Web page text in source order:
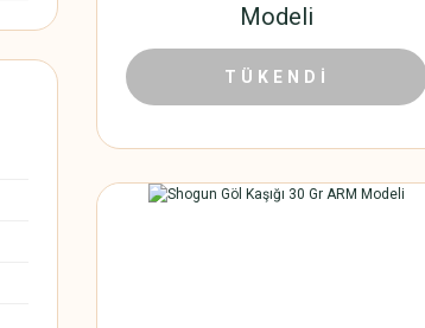
Modeli
25,42 TL
TÜKENDİ